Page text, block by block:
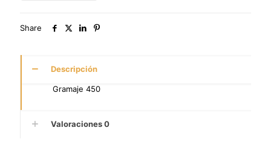
Share
Descripción
Gramaje 450
Valoraciones0